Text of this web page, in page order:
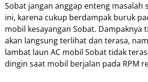
Sobat jangan anggap enteng masalah
ini, karena cukup berdampak buruk
mobil kesayangan Sobat. Dampaknya
akan langsung terlihat dan terasa,
lambat laun AC mobil Sobat tidak
dingin saat mobil berjalan pada RPM